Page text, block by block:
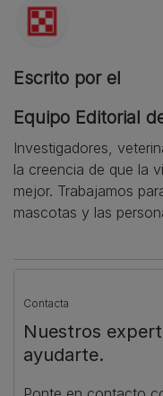
Escrito por el
Equipo Editorial
Investigadores,
la creencia de que la
mejor. Trabajamos
mascotas y las
Contacta
Nuestros
ayudarte.